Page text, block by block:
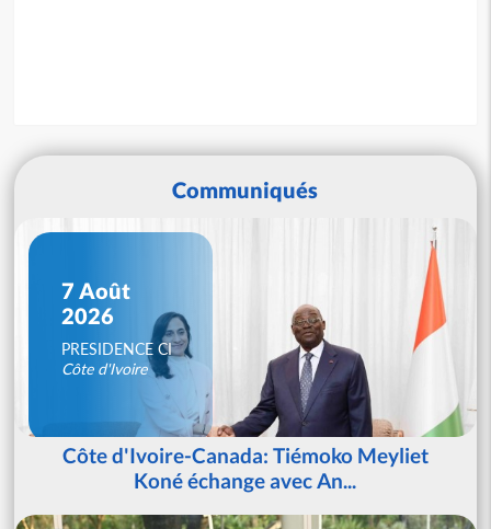
Communiqués
7 Août
2026
PRESIDENCE CI
Côte d'Ivoire
Côte d'Ivoire-Canada: Tiémoko Meyliet
Koné échange avec An...